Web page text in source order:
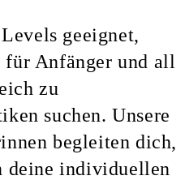
geeignet,
für Anfänger und all
zu
suchen. Unsere
begleiten dich,
deine individuellen